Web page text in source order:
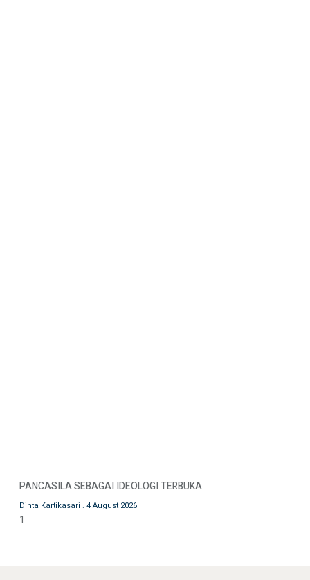
PANCASILA SEBAGAI IDEOLOGI TERBUKA
Dinta Kartikasari 4 August 2026